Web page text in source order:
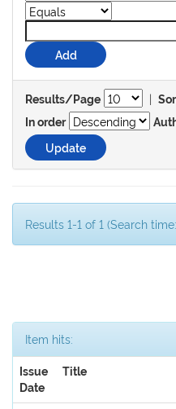
Results/Page |
In order
Results 1-1 of 1 (Search
Item hits:
Issue
Date
Title